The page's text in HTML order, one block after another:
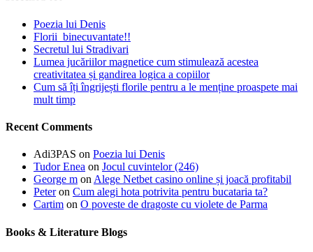
Poezia lui Denis
Florii binecuvantate!!
Secretul lui Stradivari
Lumea jucăriilor magnetice cum stimulează acestea
creativitatea și gandirea logica a copiilor
Cum să îți îngrijești florile pentru a le menține proaspete mai
mult timp
Recent Comments
Adi3PAS on Poezia lui Denis
Tudor Enea on Jocul cuvintelor (246)
George m on Alege Netbet casino online și joacă profitabil
Peteron Cum alegi hota potrivita pentru bucataria ta?
Cartim on O poveste de dragoste cu violete de Parma
Books & Literature Blogs